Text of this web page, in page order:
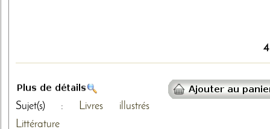
Sujet(s) :
Livres illustrés
Littérature